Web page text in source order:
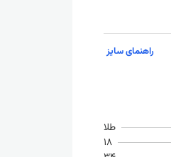
راهنمای سایز
طلا
18